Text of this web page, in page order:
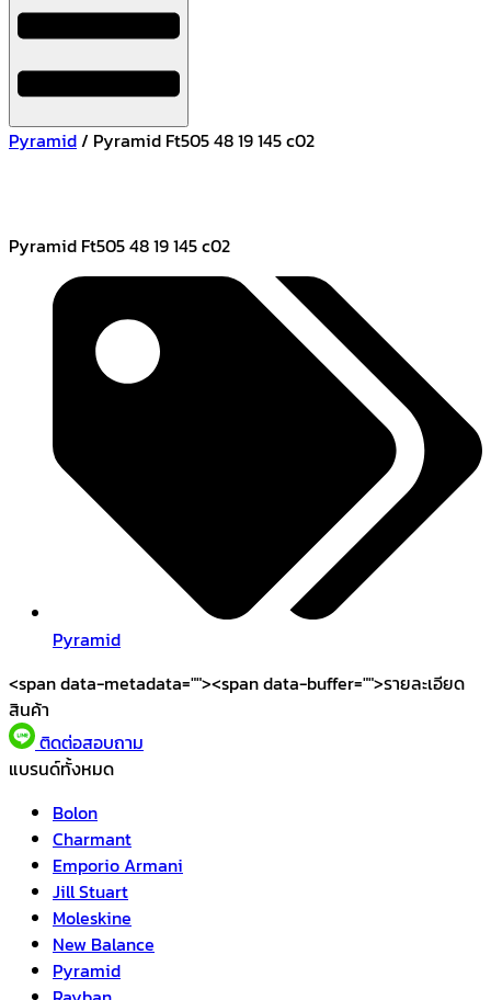
Pyramid/ Pyramid Ft505 48 19 145 c02
Pyramid Ft505 48 19 145 c02
Pyramid
<span data-metadata=""><span data-buffer="">รายละเอียด
สินค้า
ติดต่อสอบถาม
แบรนด์ทั้งหมด
Bolon
Charmant
Emporio Armani
Jill Stuart
Moleskine
New Balance
Pyramid